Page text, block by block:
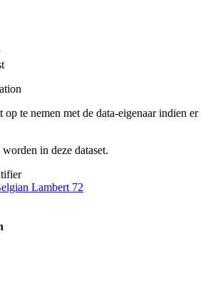
op te nemen met de data-eigenaar indien er
in deze dataset.
Lambert 72